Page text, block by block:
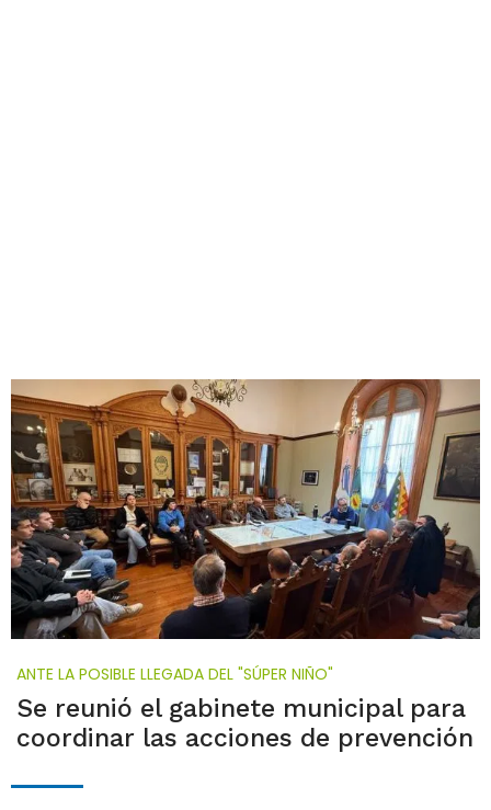
ANTE LA POSIBLE LLEGADA DEL "SÚPER NIÑO"
Se reunió el gabinete municipal para
coordinar las acciones de prevención